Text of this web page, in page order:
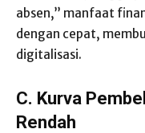
absen,” manfaat
dengan cepat,
digitalisasi.
C. Kurva
Rendah